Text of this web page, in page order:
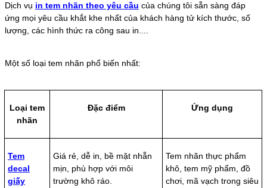
Dịch vụ in tem nhãn theo yêu cầu của chúng tôi sẵn sàng đáp
ứng mọi yêu cầu khắt khe nhất của khách hàng tử kích thước, số
lượng, các hình thức ra công sau in....
Một số loại tem nhãn phổ biến nhất:
Loại tem
nhãn
Đặc điểm Ứng dụng
Tem
decal
giấy
Giá rẻ, dễ in, bề mặt nhẵn
mịn, phù hợp với môi
trường khô ráo.
Tem nhãn thực phẩm
khô, tem mỹ phẩm, đồ
chơi, mã vạch trong siêu